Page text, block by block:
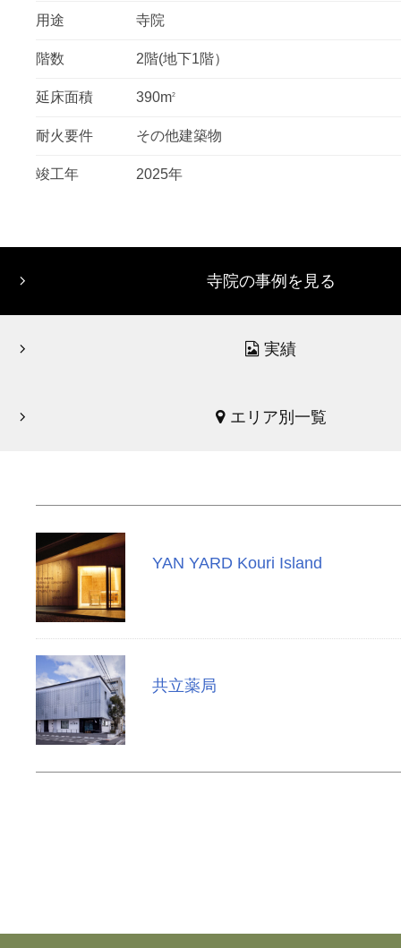
用途 寺院
階数 2階(地下1階）
延床面積 390m2
耐火要件 その他建築物
竣工年 2025年
寺院の事例を見る
実績
エリア別一覧
YAN YARD Kouri Island
共立薬局